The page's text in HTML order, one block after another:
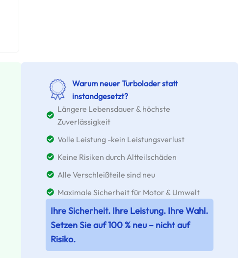
Warum neuer Turbolader statt
instandgesetzt?
Längere Lebensdauer & höchste
Zuverlässigkeit
Volle Leistung -kein Leistungsverlust
Keine Risiken durch Altteilschäden
Alle Verschleißteile sind neu
Maximale Sicherheit für Motor & Umwelt
Ihre Sicherheit. Ihre Leistung. Ihre Wahl.
Setzen Sie auf 100 % neu – nicht auf
Risiko.